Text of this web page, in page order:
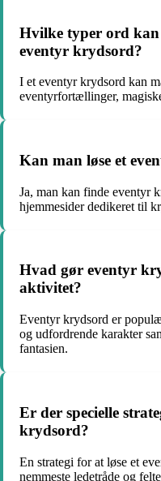
Hvilke typer ord
eventyr krydsord?
I et eventyr krydsord kan
eventyrfortællinger,
Kan man løse et
Ja, man kan finde eventyr
hjemmesider dedikeret til
Hvad gør eventyr
aktivitet?
Eventyr krydsord er
og udfordrende karakter
fantasien.
Er der specielle
krydsord?
En strategi for at løse et
nemmeste ledetråde og